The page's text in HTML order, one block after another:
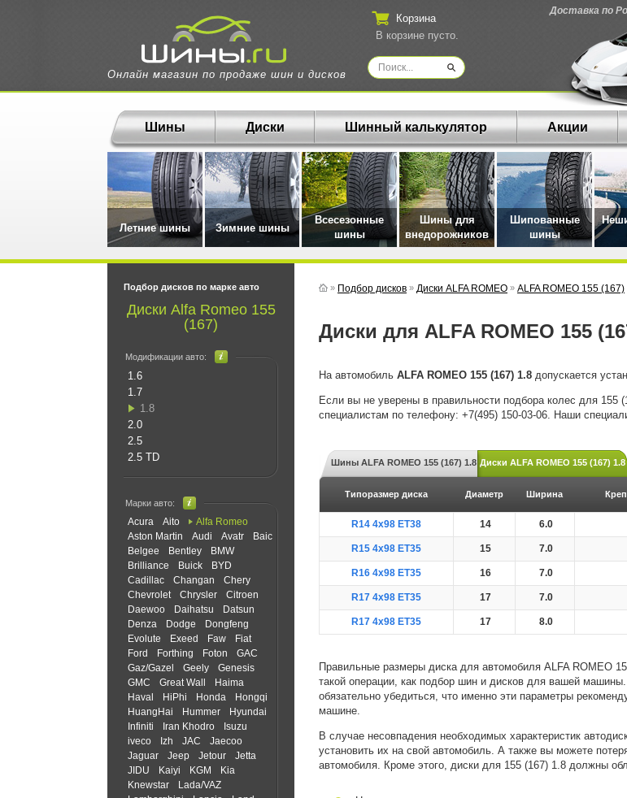
Онлайн магазин по продаже шин и дисков
Доставка по
Корзина
В корзине пусто.
Шины Диски Шинный калькулятор Акции
Летние шины Зимние шины
Всесезонные
шины
Шины для
внедорожников
Шипованные
шины
Подбор дисков по марке авто
Диски Alfa Romeo 155
(167)
Модификации авто:
1.6
1.7
1.8
2.0
2.5
2.5 TD
Марки авто:
Acura Aito
Alfa Romeo
Aston Martin
Audi Avatr
Baic
Belgee
Bentley
BMW
Brilliance
Buick
BYD
Cadillac
Changan
Chery
Chevrolet
Chrysler
Citroen
Daewoo
Daihatsu
Datsun
Denza
Dodge
Dongfeng
Evolute
Exeed Faw
Fiat
Ford
Forthing Foton
GAC
Gaz/Gazel
Geely
Genesis
GMC
Great Wall
Haima
Haval
HiPhi Honda
Hongqi
HuangHai
Hummer
Hyundai
Infiniti
Iran Khodro
Isuzu
iveco
Izh JAC
Jaecoo
Jaguar
Jeep Jetour
Jetta
JIDU
Kaiyi KGM
Kia
Knewstar
Lada/VAZ
» Подбор дисков » Диски ALFA ROMEO » ALFA ROMEO 155 (167)
Диски для ALFA ROMEO 155
На автомобиль ALFA ROMEO 155 (167) 1.8 допускается
Если вы не уверены в правильности подбора колес для
специалистам по телефону: +7(495) 150-03-06. Наши
Шины ALFA ROMEO 155 (167) 1.8 Диски ALFA ROMEO 155 (167) 1.8
Типоразмер диска Диаметр Ширина
R14 4x98 ET38 14 6.0
R15 4x98 ET35 15 7.0
R16 4x98 ET35 16 7.0
R17 4x98 ET35 17 7.0
R17 4x98 ET35 17 8.0
Правильные размеры диска для автомобиля ALFA ROMEO
такой операции, как подбор шин и дисков для вашей
обязательно убедиться, что именно эти параметры
машине.
В случае несовпадения необходимых характеристик
установить их на свой автомобиль. А также вы можете
автомобиля. Кроме этого, диски для 155 (167) 1.8 должны